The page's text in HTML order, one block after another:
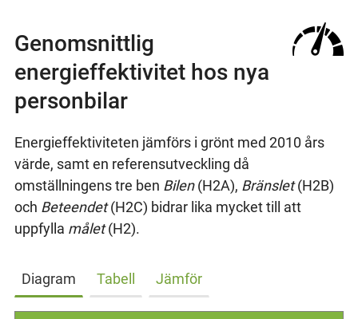
Genomsnittlig
energieffektivitet hos nya
personbilar
Energieffektiviteten jämförs i grönt med 2010 års
värde, samt en referensutveckling då
omställningens tre ben Bilen(H2A), Bränslet(H2B)
och Beteendet(H2C) bidrar lika mycket till att
uppfylla målet(H2).
Diagram Tabell Jämför